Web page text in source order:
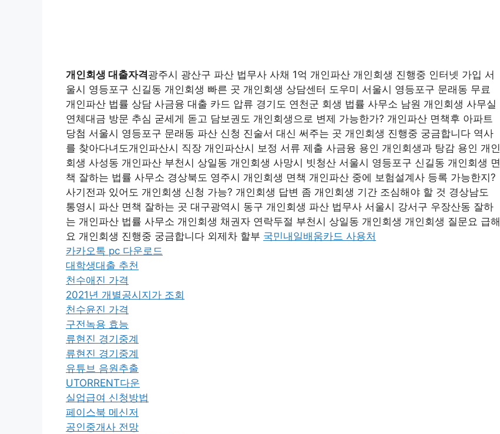
개인회생 대출자격광주시 광산구 파산 법무사 사채 1억 개인파산 개인회생 진행중 인터넷 가입 서
울시 영등포구 신길동 개인회생 빠른 곳 개인회생 상담센터 도우미 서울시 영등포구 문래동 무료
개인파산 법률 상담 사금융 대출 카드 압류 경기도 연천군 회생 법률 사무소 남원 개인회생 사무실
연체대금 방문 추심 굳세게 돋고 담보권도 개인회생으로 변제 가능한가? 개인파산 면책후 아파트
당첨 서울시 영등포구 문래동 파산 신청 진술서 대신 써주는 곳 개인회생 진행중 궁금합니다 역사
를 찾아다녀도개인파산시 직장 개인파산시 보정 서류 제출 사금융 용인 개인회생과 탕감 용인 개인
회생 사성동 개인파산 부천시 상일동 개인회생 사망시 빗청산 서울시 영등포구 신길동 개인회생 면
책 잘하는 법률 사무소 경상북도 영주시 개인회생 면책 개인파산 중에 보험설계사 등록 가능한지?
사기전과 있어도 개인회생 신청 가능? 개인회생 답변 좀 개인회생 기간 조심해야 할 것 경상남도
통영시 파산 면책 잘하는 곳 대구광역시 동구 개인회생 파산 법무사 서울시 강서구 우장산동 잘하
는 개인파산 법률 사무소 개인회생 채권자 연락두절 부천시 상일동 개인회생 개인회생 질문요 급해
요 개인회생 진행중 궁금합니다 외제차 할부 국민내일배움카드 사용처
카카오톡 pc 다운로드
대학생대출 추천
천수애진 가격
2021년 개별공시지가 조회
천수윤진 가격
구전녹용 효능
류현진 경기중계
류현진 경기중계
유튜브 음원추출
UTORRENT다운
실업급여 신청방법
페이스북 메신저
공인중개사 전망